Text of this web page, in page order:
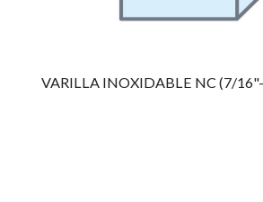
VARILLA INOXIDABLE NC (7/